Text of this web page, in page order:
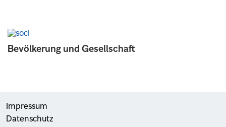
Bevölkerung und Gesellschaft
Impressum
Datenschutz